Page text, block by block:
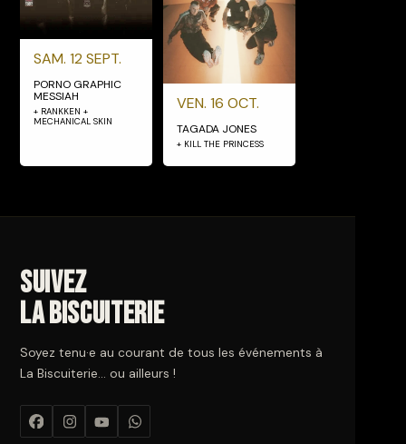
SAM. 12 SEPT.
PORNO GRAPHIC
MESSIAH
+ RANKKEN +
MECHANICAL SKIN
VEN. 16 OCT.
TAGADA JONES
+ KILL THE PRINCESS
Suivez
La Biscuiterie
Soyez tenu·e au courant de tous les événements à
La Biscuiterie… ou ailleurs !